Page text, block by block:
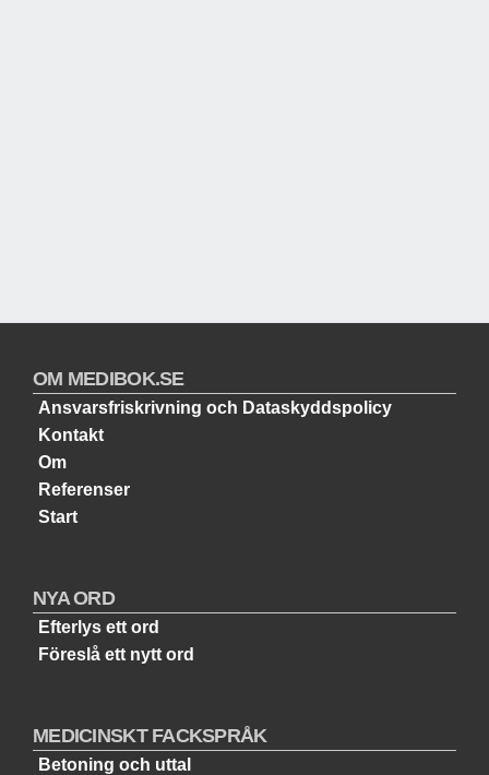
OM MEDIBOK.SE
Ansvarsfriskrivning och Dataskyddspolicy
Kontakt
Om
Referenser
Start
NYA ORD
Efterlys ett ord
Föreslå ett nytt ord
MEDICINSKT FACKSPRÅK
Betoning och uttal